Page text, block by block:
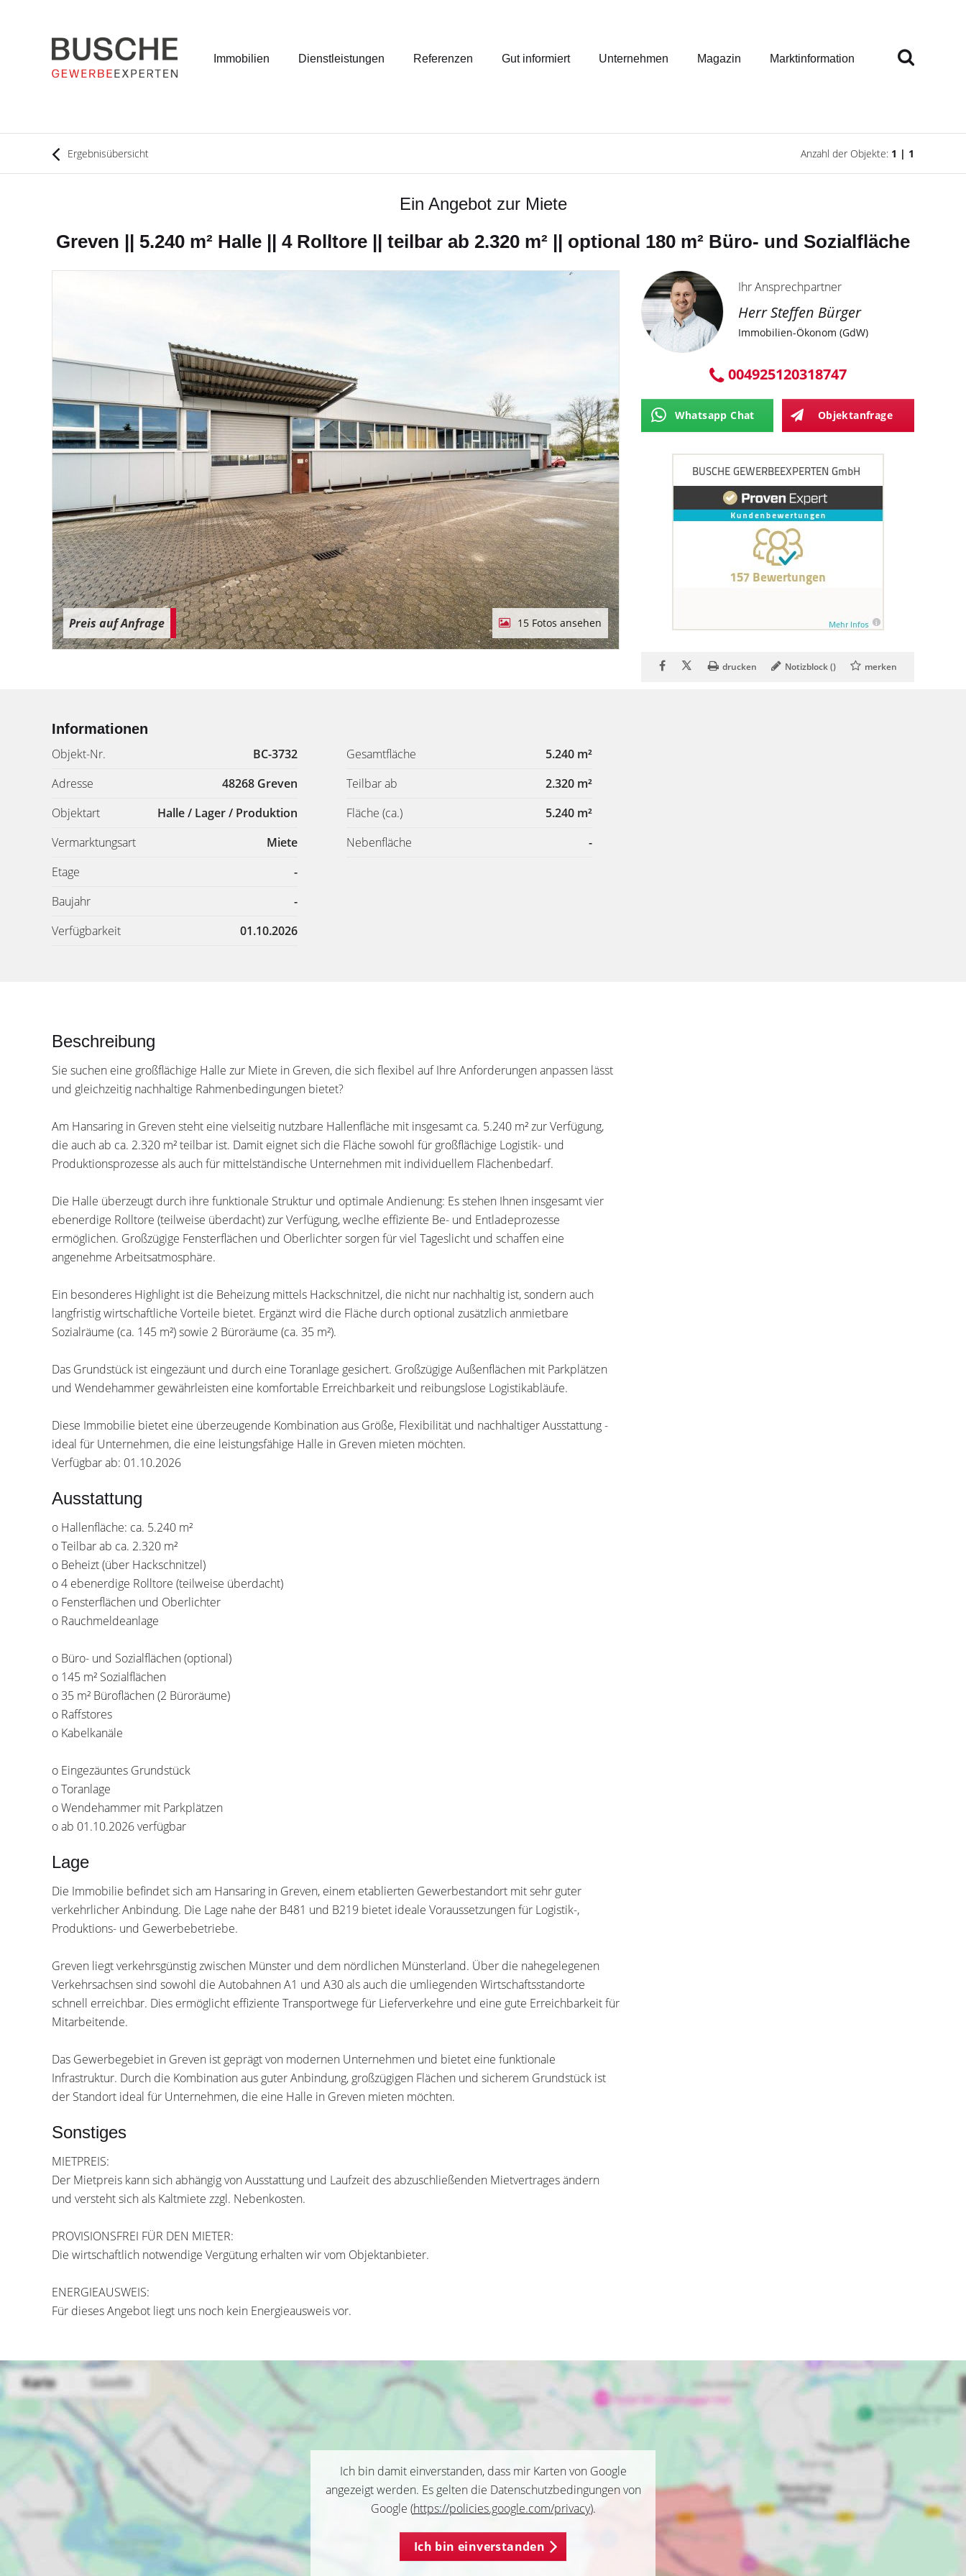
Immobilien Dienstleistungen Referenzen Gut informiert Unternehmen Magazin Marktinformation
Ergebnisübersicht Anzahl der Objekte: 1 | 1
Ein Angebot zur Miete
Greven || 5.240 m² Halle || 4 Rolltore || teilbar ab 2.320 m² || optional 180 m² Büro- und Sozialfläche
Preis auf Anfrage 15 Fotos ansehen
Ihr Ansprechpartner
Herr Steffen Bürger
Immobilien-Ökonom (GdW)
004925120318747
Whatsapp Chat Objektanfrage
drucken Notizblock () merken
Informationen
Objekt-Nr.
BC-3732
Adresse
48268 Greven
Objektart
Halle / Lager / Produktion
Vermarktungsart
Miete
Etage
-
Baujahr
-
Verfügbarkeit
01.10.2026
Gesamtfläche
5.240 m²
Teilbar ab
2.320 m²
Fläche (ca.)
5.240 m²
Nebenfläche
-
Beschreibung
Sie suchen eine großflächige Halle zur Miete in Greven, die sich flexibel auf Ihre Anforderungen anpassen lässt
und gleichzeitig nachhaltige Rahmenbedingungen bietet?
Am Hansaring in Greven steht eine vielseitig nutzbare Hallenfläche mit insgesamt ca. 5.240 m² zur Verfügung,
die auch ab ca. 2.320 m² teilbar ist. Damit eignet sich die Fläche sowohl für großflächige Logistik- und
Produktionsprozesse als auch für mittelständische Unternehmen mit individuellem Flächenbedarf.
Die Halle überzeugt durch ihre funktionale Struktur und optimale Andienung: Es stehen Ihnen insgesamt vier
ebenerdige Rolltore (teilweise überdacht) zur Verfügung, weclhe effiziente Be- und Entladeprozesse
ermöglichen. Großzügige Fensterflächen und Oberlichter sorgen für viel Tageslicht und schaffen eine
angenehme Arbeitsatmosphäre.
Ein besonderes Highlight ist die Beheizung mittels Hackschnitzel, die nicht nur nachhaltig ist, sondern auch
langfristig wirtschaftliche Vorteile bietet. Ergänzt wird die Fläche durch optional zusätzlich anmietbare
Sozialräume (ca. 145 m²) sowie 2 Büroräume (ca. 35 m²).
Das Grundstück ist eingezäunt und durch eine Toranlage gesichert. Großzügige Außenflächen mit Parkplätzen
und Wendehammer gewährleisten eine komfortable Erreichbarkeit und reibungslose Logistikabläufe.
Diese Immobilie bietet eine überzeugende Kombination aus Größe, Flexibilität und nachhaltiger Ausstattung -
ideal für Unternehmen, die eine leistungsfähige Halle in Greven mieten möchten.
Verfügbar ab: 01.10.2026
Ausstattung
o Hallenfläche: ca. 5.240 m²
o Teilbar ab ca. 2.320 m²
o Beheizt (über Hackschnitzel)
o 4 ebenerdige Rolltore (teilweise überdacht)
o Fensterflächen und Oberlichter
o Rauchmeldeanlage
o Büro- und Sozialflächen (optional)
o 145 m² Sozialflächen
o 35 m² Büroflächen (2 Büroräume)
o Raffstores
o Kabelkanäle
o Eingezäuntes Grundstück
o Toranlage
o Wendehammer mit Parkplätzen
o ab 01.10.2026 verfügbar
Lage
Die Immobilie befindet sich am Hansaring in Greven, einem etablierten Gewerbestandort mit sehr guter
verkehrlicher Anbindung. Die Lage nahe der B481 und B219 bietet ideale Voraussetzungen für Logistik-,
Produktions- und Gewerbebetriebe.
Greven liegt verkehrsgünstig zwischen Münster und dem nördlichen Münsterland. Über die nahegelegenen
Verkehrsachsen sind sowohl die Autobahnen A1 und A30 als auch die umliegenden Wirtschaftsstandorte
schnell erreichbar. Dies ermöglicht effiziente Transportwege für Lieferverkehre und eine gute Erreichbarkeit für
Mitarbeitende.
Das Gewerbegebiet in Greven ist geprägt von modernen Unternehmen und bietet eine funktionale
Infrastruktur. Durch die Kombination aus guter Anbindung, großzügigen Flächen und sicherem Grundstück ist
der Standort ideal für Unternehmen, die eine Halle in Greven mieten möchten.
Sonstiges
MIETPREIS:
Der Mietpreis kann sich abhängig von Ausstattung und Laufzeit des abzuschließenden Mietvertrages ändern
und versteht sich als Kaltmiete zzgl. Nebenkosten.
PROVISIONSFREI FÜR DEN MIETER:
Die wirtschaftlich notwendige Vergütung erhalten wir vom Objektanbieter.
ENERGIEAUSWEIS:
Für dieses Angebot liegt uns noch kein Energieausweis vor.
Ich bin damit einverstanden, dass mir Karten von Google
angezeigt werden. Es gelten die Datenschutzbedingungen von
Google (https://policies.google.com/privacy).
Ich bin einverstanden